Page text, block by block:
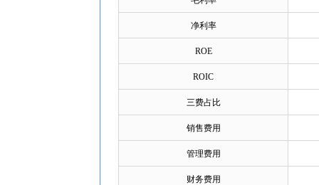
净利率
ROE
ROIC
三费占比
销售费用
管理费用
财务费用